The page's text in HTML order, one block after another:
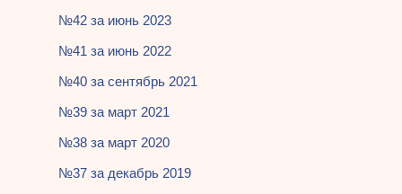
№42 за июнь 2023
№41 за июнь 2022
№40 за сентябрь 2021
№39 за март 2021
№38 за март 2020
№37 за декабрь 2019